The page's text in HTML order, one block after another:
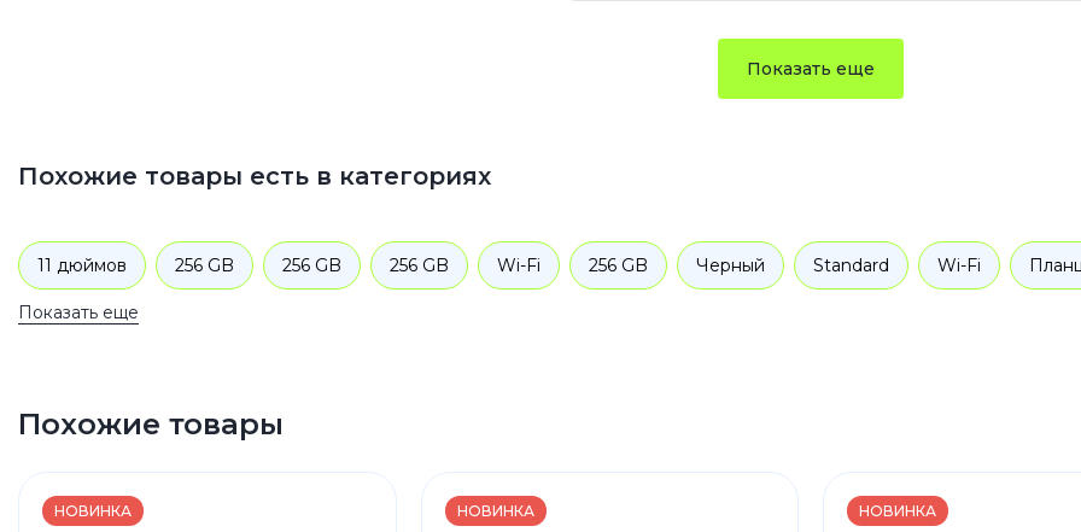
Показать еще
Похожие товары есть в категориях
11 дюймов 256 GB 256 GB 256 GB Wi-Fi 256 GB Черный Standard Wi-Fi
Показать еще
Похожие товары
НОВИНКА НОВИНКА НОВИНКА